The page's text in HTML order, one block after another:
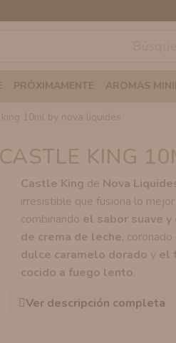
PRÓXIMAMENTE AROMAS
king 10ml by nova liquides
KING
Castle King de Nova
irresistible que fusiona lo
combinando el sabor suave
de crema de leche, coronado
dulce caramelo dorado y el
cocido a fuego lento.
Ver descripción completa